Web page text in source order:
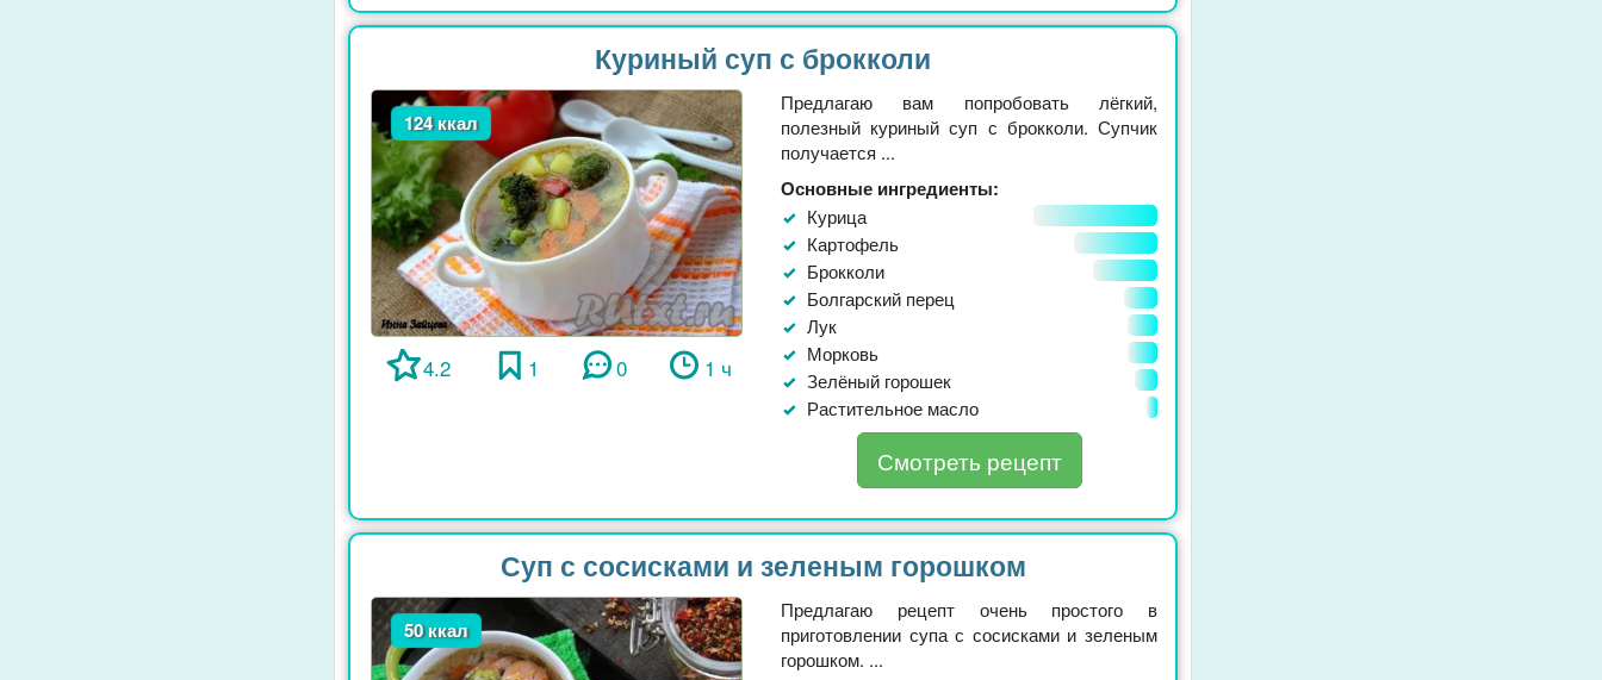
Куриный суп с брокколи
124 ккал
4.2 1 0 1 ч
Предлагаю вам попробовать лёгкий,
полезный куриный суп с брокколи. Супчик
получается ...
Основные ингредиенты:
Курица
Картофель
Брокколи
Болгарский перец
Лук
Морковь
Зелёный горошек
Растительное масло
Смотреть рецепт
Суп с сосисками и зеленым горошком
50 ккал
Предлагаю рецепт очень простого в
приготовлении супа с сосисками и зеленым
горошком. ...